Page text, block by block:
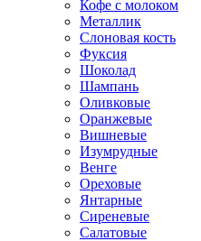
Кофе с молоком
Металлик
Слоновая кость
Фуксия
Шоколад
Шампань
Оливковые
Оранжевые
Вишневые
Изумрудные
Венге
Ореховые
Янтарные
Сиреневые
Салатовые